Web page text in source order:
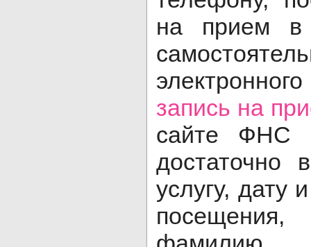
на прием в
запись на
сайте ФНС
достаточно
услугу, дату